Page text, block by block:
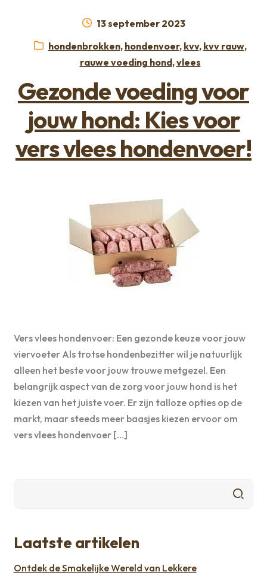
Geplaatst
13 september 2023
Categorieën:
hondenbrokken, hondenvoer, kvv, kvv rauw,
rauwe voeding hond,vlees
Gezonde voeding voor
jouw hond: Kies voor
vers vlees hondenvoer!
Vers vlees hondenvoer: Een gezonde keuze voor jouw
viervoeter Als trotse hondenbezitter wil je natuurlijk
alleen het beste voor jouw trouwe metgezel. Een
belangrijk aspect van de zorg voor jouw hond is het
kiezen van het juiste voer. Er zijn talloze opties op de
markt, maar steeds meer baasjes kiezen ervoor om
vers vlees hondenvoer […]
Laatste artikelen
Ontdek de Smakelijke Wereld van Lekkere